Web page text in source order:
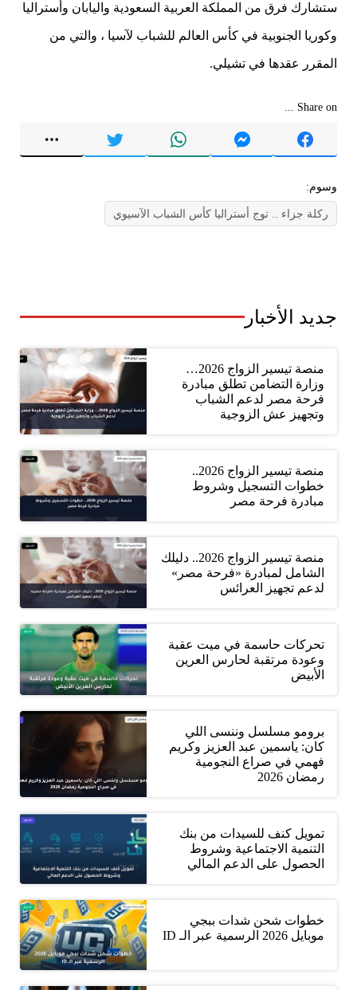
ستشارك فرق من المملكة العربية السعودية واليابان وأستراليا
وكوريا الجنوبية في كأس العالم للشباب لآسيا ، والتي من
المقرر عقدها في تشيلي.
Share on ...
وسوم:
ركلة جزاء .. توج أستراليا كأس الشباب الآسيوي
جديد الأخبار
منصة تيسير الزواج 2026…
وزارة التضامن تطلق مبادرة
فرحة مصر لدعم الشباب
وتجهيز عش الزوجية
منصة تيسير الزواج 2026..
خطوات التسجيل وشروط
مبادرة فرحة مصر
منصة تيسير الزواج 2026.. دليلك
الشامل لمبادرة «فرحة مصر»
لدعم تجهيز العرائس
تحركات حاسمة في ميت عقبة
وعودة مرتقبة لحارس العرين
الأبيض
برومو مسلسل وننسى اللي
كان: ياسمين عبد العزيز وكريم
فهمي في صراع النجومية
رمضان 2026
تمويل كنف للسيدات من بنك
التنمية الاجتماعية وشروط
الحصول على الدعم المالي
خطوات شحن شدات ببجي
موبايل 2026 الرسمية عبر الـ ID